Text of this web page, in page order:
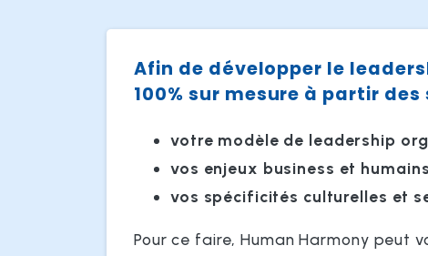
Afin de développer le
100% sur mesure à partir
votre modèle de leadership
vos enjeux business et humains
vos spécificités culturelles et
Pour ce faire, Human Harmony peut